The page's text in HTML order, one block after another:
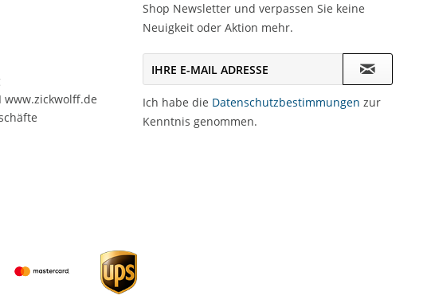
www.zickwolff.de
Shop Newsletter und verpassen Sie keine
Neuigkeit oder Aktion mehr.
Ich habe die Datenschutzbestimmungen zur
Kenntnis genommen.